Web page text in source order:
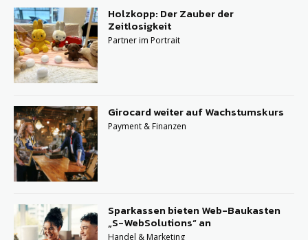
Holzkopp: Der Zauber der
Zeitlosigkeit
Partner im Portrait
Girocard weiter auf Wachstumskurs
Payment & Finanzen
Sparkassen bieten Web-Baukasten
„S-WebSolutions“ an
Handel & Marketing